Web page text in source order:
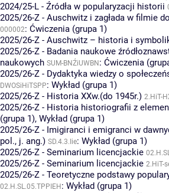
2024/25-L - Źródła w popularyzacji historii
2025/26-Z - Auschwitz i zagłada w filmie
000002: Ćwiczenia (grupa 1)
2025/26-Z - Auschwitz – historia i
2025/26-Z - Badania naukowe
naukowych SUM-BNŹiUWBN : Ćwiczenia
2025/26-Z - Dydaktyka wiedzy o
DWOSiHiTSPP: Wykład (grupa 1)
2025/26-Z - Historia XXw.(do 1945r.) 2.HiT-
2025/26-Z - Historia historiografii z
(grupa 1), Wykład (grupa 1)
2025/26-Z - Imigiranci i emigranci w
pol., j. ang.) SD.4.3.Iie: Wykład (grupa 1)
2025/26-Z - Seminarium licencjackie
2025/26-Z - Seminarium licencjackie 2.HiT-
2025/26-Z - Teoretyczne podstawy
02.H.SL.05.TPPIEH : Wykład (grupa 1)